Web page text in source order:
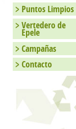
Puntos Limpios
Vertedero de
Epele
Campañas
Contacto